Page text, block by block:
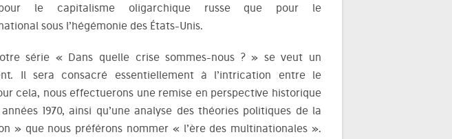
le capitalisme oligarchique russe que pour le
sous l’hégémonie des États-Unis.
série « Dans quelle crise sommes-nous ? » se veut un
Il sera consacré essentiellement à l’intrication entre le
cela, nous effectuerons une remise en perspective historique
1970, ainsi qu’une analyse des théories politiques de la
» que nous préférons nommer « l’ère des multinationales ».